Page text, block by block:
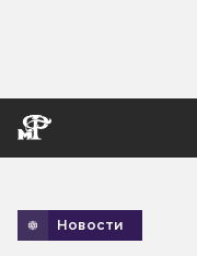
Новости